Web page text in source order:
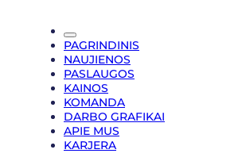
PAGRINDINIS
NAUJIENOS
PASLAUGOS
KAINOS
KOMANDA
DARBO GRAFIKAI
APIE MUS
KARJERA